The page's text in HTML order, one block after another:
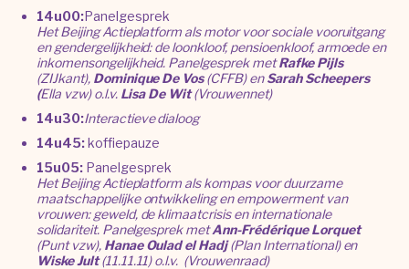
14u00:Panelgesprek
Het Beijing Actieplatform als motor voor sociale vooruitgang
en gendergelijkheid: de loonkloof, pensioenkloof, armoede en
inkomensongelijkheid. Panelgesprek metRafke Pijls
(ZIJkant), Dominique De Vos(CFFB) enSarah Scheepers
(Ella vzw) o.l.v. Lisa De Wit(Vrouwennet)
14u30:Interactieve dialoog
14u45:koffiepauze
15u05:Panelgesprek
Het Beijing Actieplatform als kompas voor duurzame
maatschappelijke ontwikkeling en empowerment van
vrouwen: geweld, de klimaatcrisis en internationale
solidariteit. Panelgesprek metAnn-Frédérique Lorquet
(Punt vzw), Hanae Oulad el Hadj(Plan International) en
Wiske Jult(11.11.11) o.l.v. (Vrouwenraad)